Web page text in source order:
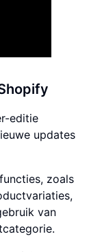
editie
updates
zoals
van